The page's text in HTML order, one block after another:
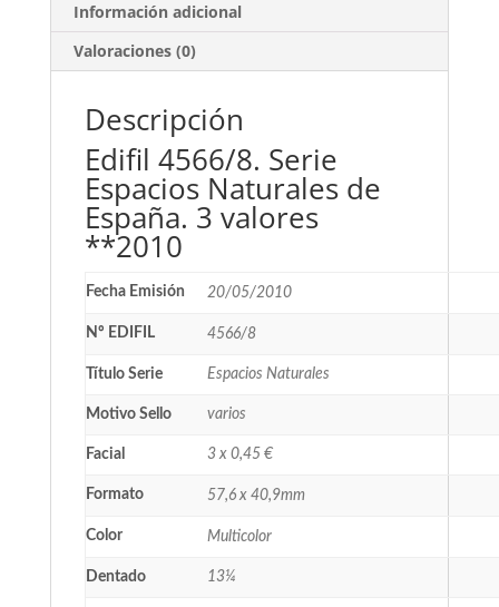
Información adicional
Valoraciones (0)
Descripción
Edifil 4566/8. Serie
Espacios Naturales de
España. 3 valores
**2010
Fecha Emisión 20/05/2010
Nº EDIFIL 4566/8
Título Serie Espacios Naturales
Motivo Sello varios
Facial 3 x 0,45 €
Formato 57,6 x 40,9mm
Color Multicolor
Dentado 13¼